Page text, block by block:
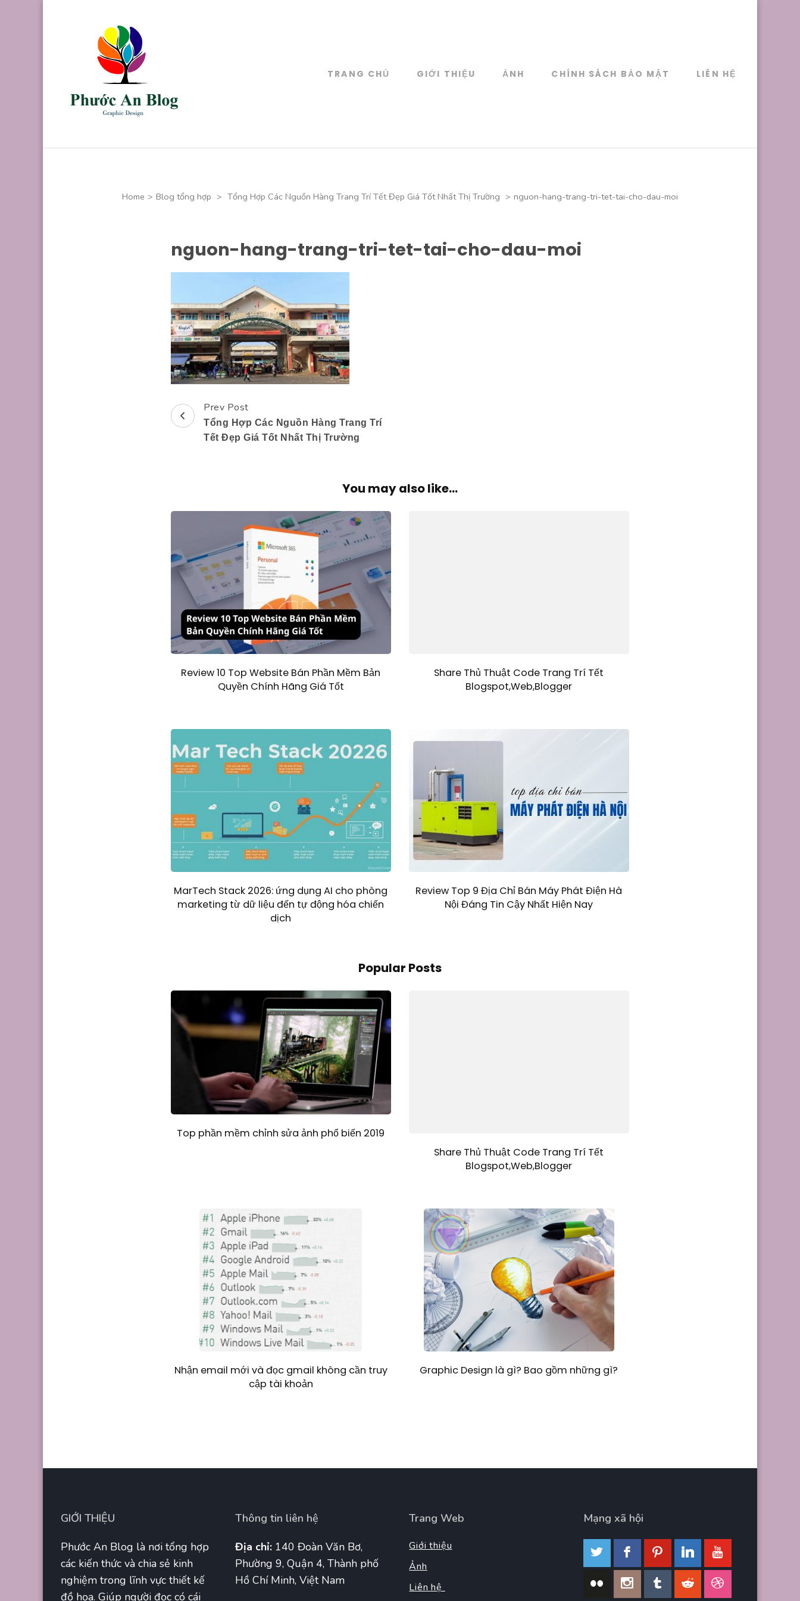
TRANG CHỦ GIỚI THIỆU ẢNH CHÍNH SÁCH BẢO MẬT LIÊN HỆ
Home > Blog tổng hợp > Tổng Hợp Các Nguồn Hàng Trang Trí Tết Đẹp Giá Tốt Nhất Thị Trường > nguon-hang-trang-tri-tet-tai-cho-dau-moi
nguon-hang-trang-tri-tet-tai-cho-dau-moi
Post
Navigation
Prev Post
Tổng Hợp Các Nguồn Hàng Trang Trí
Tết Đẹp Giá Tốt Nhất Thị Trường
You may also like...
Review 10 Top Website Bán Phần Mềm Bản
Quyền Chính Hãng Giá Tốt
Share Thủ Thuật Code Trang Trí Tết
Blogspot,Web,Blogger
MarTech Stack 2026: ứng dụng AI cho phòng
marketing từ dữ liệu đến tự động hóa chiến
dịch
Review Top 9 Địa Chỉ Bán Máy Phát Điện Hà
Nội Đáng Tin Cậy Nhất Hiện Nay
Popular Posts
Top phần mềm chỉnh sửa ảnh phổ biến 2019
Share Thủ Thuật Code Trang Trí Tết
Blogspot,Web,Blogger
Nhận email mới và đọc gmail không cần truy
cập tài khoản
Graphic Design là gì? Bao gồm những gì?
GIỚI THIỆU
Phước An Blog là nơi tổng hợp
các kiến thức và chia sẻ kinh
nghiệm trong lĩnh vực thiết kế
đồ họa. Giúp người đọc có cái
Thông tin liên hệ
Địa chỉ: 140 Đoàn Văn Bơ,
Phường 9, Quận 4, Thành phố
Hồ Chí Minh, Việt Nam
Trang Web
Giới thiệu
Ảnh
Liên hệ
Mạng xã hội